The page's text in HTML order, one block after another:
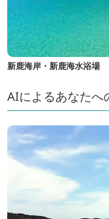
新鹿海岸・新鹿海水浴場
AIによるあなたへ